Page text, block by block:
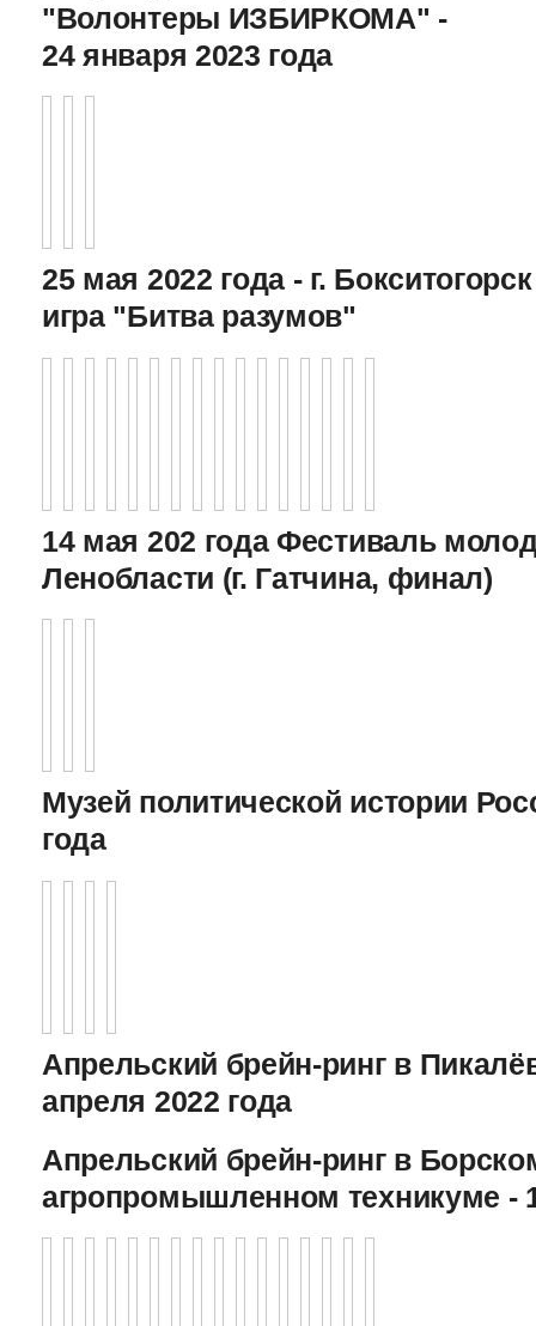
"Волонтеры ИЗБИРКОМА" -
24 января 2023 года
25 мая 2022 года - г.
игра "Битва разумов"
14 мая 202 года Фестиваль
Ленобласти (г. Гатчина, финал)
Музей политической истории
года
Апрельский брейн-ринг в
апреля 2022 года
Апрельский брейн-ринг в
агропромышленном техникуме -